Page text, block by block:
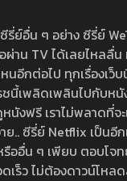
ย์อื่น ๆ อย่าง ซีรี่ย์
าน TV ได้เลยไหลลื่
อีกต่อไป ทุกเรื่องเว็
นี้เพลิดเพลินไปกับห
งฟรี เราไม่พลาดที่
ย.. ซีรี่ย์ Netflix เป็น
อื่น ๆ เพียบ ตอบโจท
เร็ว ไม่ต้องดาวน์โห